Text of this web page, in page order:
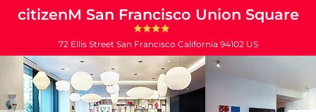
citizenM San Francisco Union Square
72 Ellis Street San Francisco California 94102 US